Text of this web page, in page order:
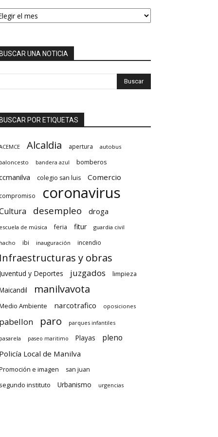
BUSCAR UNA NOTICIA
BUSCAR POR ETIQUETAS
Alcaldia apertura autobus
baloncesto bandera azul bomberos
colegio san luis Comercio
compromiso coronavirus
desempleo droga
escuela de música feria fitur guardia civil
hacho ibi inauguración incendio
Infraestructuras y obras
Juventud y Deportes juzgados
limpieza
manilvavota
Ambiente narcotrafico oposiciones
pabellon paro parques infantiles
pasarela paseo maritimo Playas pleno
Policía Local de Manilva
e imagen san juan
segundo instituto Urbanismo urgencias